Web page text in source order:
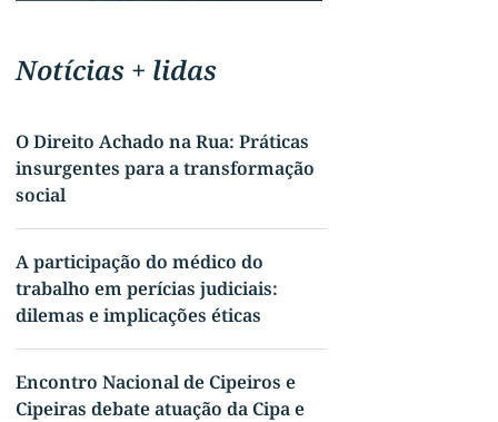
Notícias + lidas
O Direito Achado na Rua: Práticas
insurgentes para a transformação
social
A participação do médico do
trabalho em perícias judiciais:
dilemas e implicações éticas
Encontro Nacional de Cipeiros e
Cipeiras debate atuação da Cipa e